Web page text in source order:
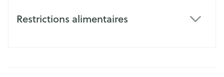
Restrictions alimentaires